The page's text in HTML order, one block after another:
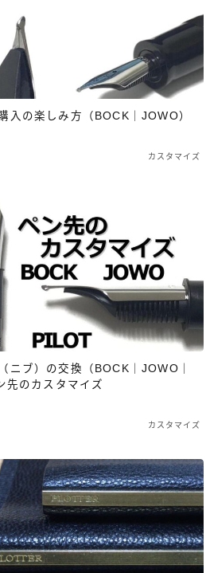
］ アンドリー
［Esterbrook］ カスタマイズ
］ システム手帳 セー
ドイツ製 ノート パイロ
］
日本製 樹脂軸 橙軸
緑色軸 金属軸 金色軸
入の楽しみ方（BOCK｜JOWO）
カスタマイズ
ニブ）の交換（BOCK｜JOWO｜
先のカスタマイズ
カスタマイズ